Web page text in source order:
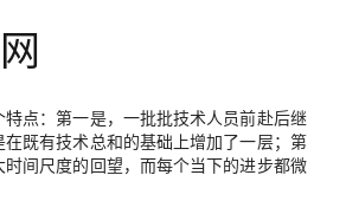
点：第一是，一批批技术人员前赴后继
既有技术总和的基础上增加了一层；第
间尺度的回望，而每个当下的进步都微